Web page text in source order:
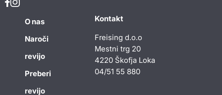
O nas
Naroči
revijo
Preberi
revijo
Kontakt
Freising d.o.o
Mestni trg 20
4220 Škofja Loka
04/51 55 880